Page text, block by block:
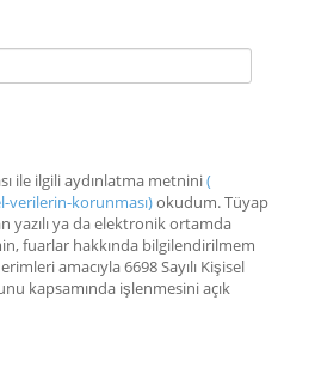
ile ilgili aydınlatma metnini(
verilerin-korunması)okudum. Tüyap
yazılı ya da elektronik ortamda
fuarlar hakkında bilgilendirilmem
amacıyla 6698 Sayılı Kişisel
kapsamında işlenmesini açık